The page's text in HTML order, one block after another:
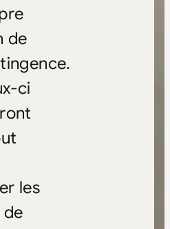
de
ci
les
de